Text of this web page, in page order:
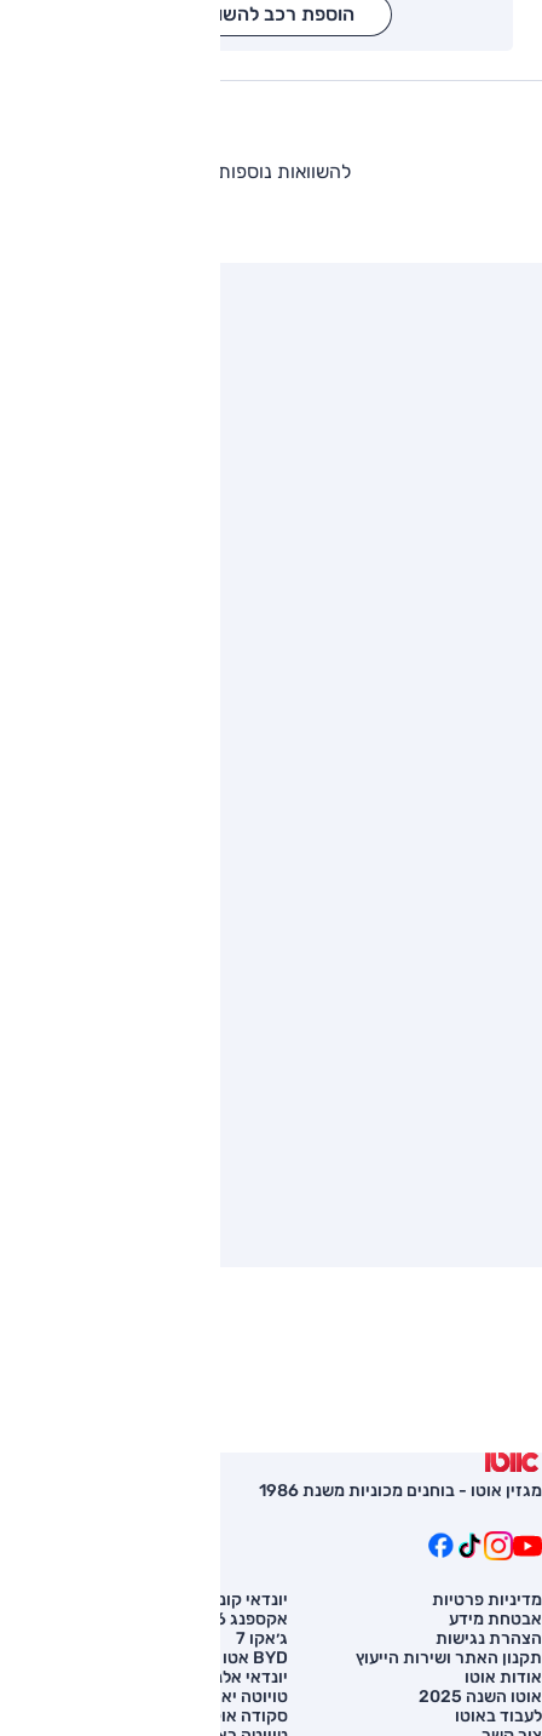
הוספת רכב להשוואה
להשוואות נוספות
מגזין אוטו - בוחנים מכוניות משנת 1986
מדיניות פרטיות
אבטחת מידע
הצהרת נגישות
תקנון האתר ושירות הייעוץ
אודות אוטו
אוטו השנה 2025
לעבוד באוטו
יונדאי קונה
אקספנג G6
ג׳אקו 7
BYD אטו 3
יונדאי אלנטרה
טויוטה יאריס קרוס
סקודה אוקטביה